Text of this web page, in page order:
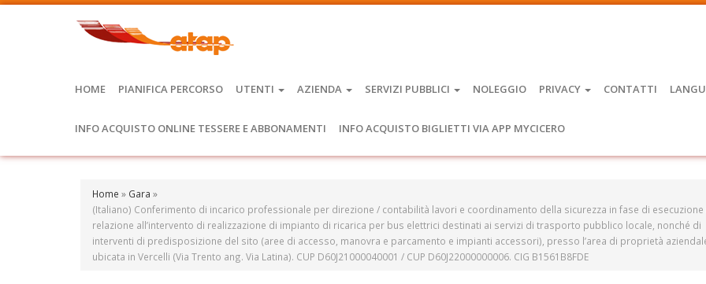
HOME PIANIFICA PERCORSO UTENTI AZIENDA SERVIZI PUBBLICI NOLEGGIO PRIVACY CONTATTI
INFO ACQUISTO ONLINE TESSERE E ABBONAMENTI INFO ACQUISTO BIGLIETTI VIA APP MYCICERO
Home » Gara »
(Italiano) Conferimento di incarico professionale per direzione / contabilità lavori e coordinamento della sicurezza in fase di esecuzione
relazione all’intervento di realizzazione di impianto di ricarica per bus elettrici destinati ai servizi di trasporto pubblico locale, nonché di
interventi di predisposizione del sito (aree di accesso, manovra e parcamento e impianti accessori), presso l’area di proprietà
ubicata in Vercelli (Via Trento ang. Via Latina). CUP D60J21000040001 / CUP D60J22000000006. CIG B1561B8FDE